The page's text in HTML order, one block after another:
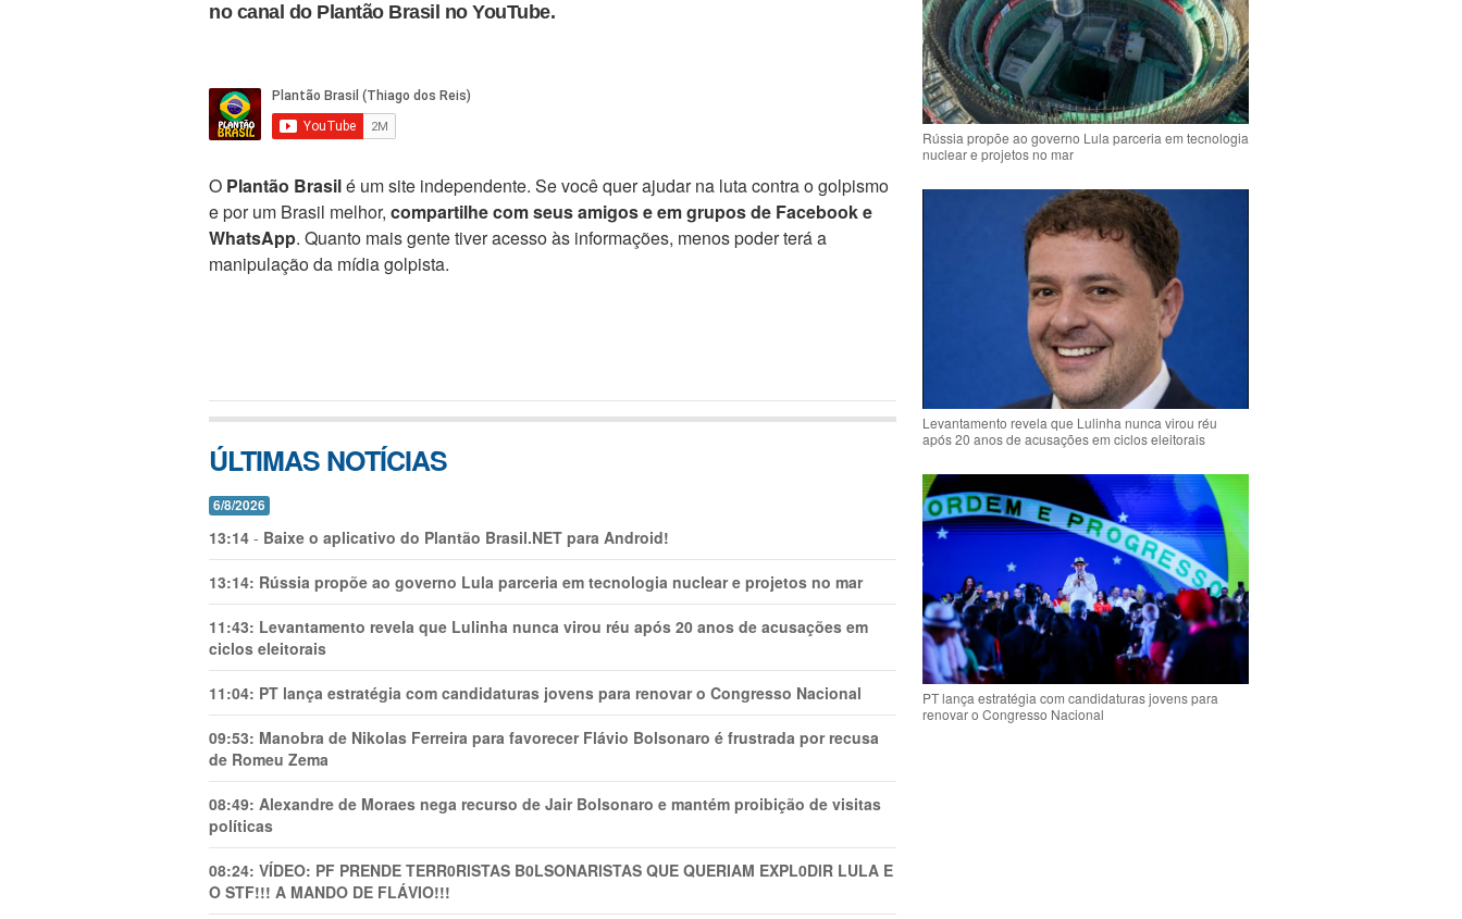
no canal do Plantão Brasil no YouTube.
O Plantão Brasilé um site independente. Se você quer ajudar na luta contra o golpismo
e por um Brasil melhor, compartilhe com seus amigos e em grupos de Facebook e
WhatsApp. Quanto mais gente tiver acesso às informações, menos poder terá a
manipulação da mídia golpista.
ÚLTIMAS NOTÍCIAS
6/8/2026
13:14 - Baixe o aplicativo do Plantão Brasil.NET para Android!
13:14: Rússia propõe ao governo Lula parceria em tecnologia nuclear e projetos no mar
11:43: Levantamento revela que Lulinha nunca virou réu após 20 anos de acusações em
ciclos eleitorais
11:04: PT lança estratégia com candidaturas jovens para renovar o Congresso Nacional
09:53: Manobra de Nikolas Ferreira para favorecer Flávio Bolsonaro é frustrada por recusa
de Romeu Zema
08:49: Alexandre de Moraes nega recurso de Jair Bolsonaro e mantém proibição de visitas
políticas
08:24: VÍDEO: PF PRENDE TERR0RlSTAS B0LSONARlSTAS QUE QUERIAM EXPL0DlR LULA E
O STF!!! A MANDO DE FLÁVIO!!!
Rússia propõe ao governo Lula parceria em tecnologia
nuclear e projetos no mar
Levantamento revela que Lulinha nunca virou réu
após 20 anos de acusações em ciclos eleitorais
PT lança estratégia com candidaturas jovens para
renovar o Congresso Nacional